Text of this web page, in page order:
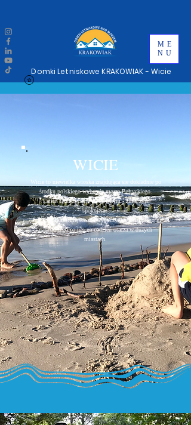
Domki Letniskowe KRAKOWIAK - Wicie
ME
NU
WICIE
Wicie to niewielka wioska znajdująca sie dokladnie po
środku polskiego wybrzeża morza Bałtyckiego.
Latem tętni życiem wakacyjnym - zimą żyje
spokojem.
Jest to idealne miejsce dla wypoczynku rodzinnego z
dala od tego co nas na codzień otacza w dużych
miastach.